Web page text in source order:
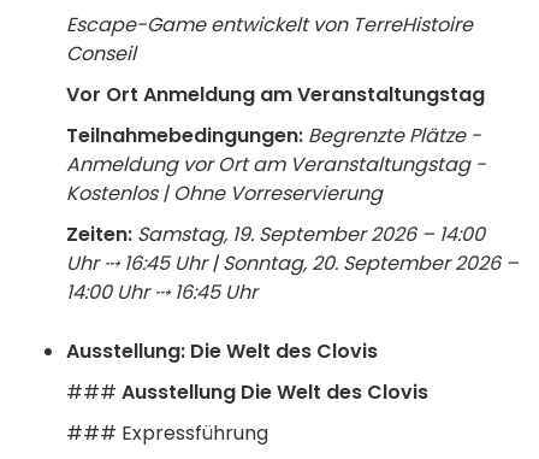
Escape-Game entwickelt von TerreHistoire
Conseil
Vor Ort Anmeldung am Veranstaltungstag
Teilnahmebedingungen: Begrenzte Plätze -
Anmeldung vor Ort am Veranstaltungstag -
Kostenlos | Ohne Vorreservierung
Zeiten: Samstag, 19. September 2026 – 14:00
Uhr ⤏ 16:45 Uhr | Sonntag, 20. September 2026 –
14:00 Uhr ⤏ 16:45 Uhr
Ausstellung: Die Welt des Clovis
### Ausstellung Die Welt des Clovis
### Expressführung